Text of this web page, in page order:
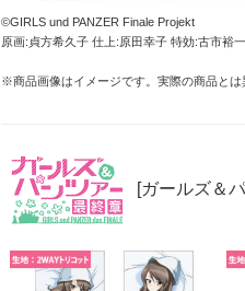
©GIRLS und PANZER Finale Projekt
原画:貞方希久子 仕上:原田幸子 特効:古市裕
※商品画像はイメージです。実際の商品と
[ガールズ＆